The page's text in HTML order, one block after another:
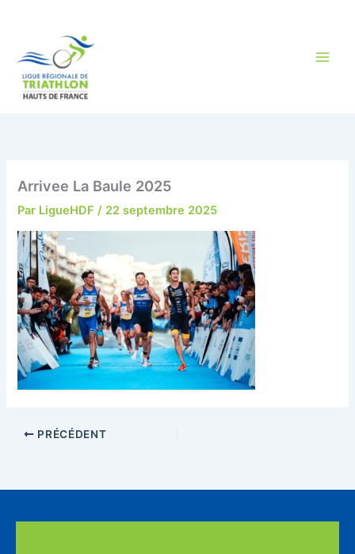
Arrivee La Baule 2025
Par LigueHDF/ 22 septembre 2025
PRÉCÉDENT